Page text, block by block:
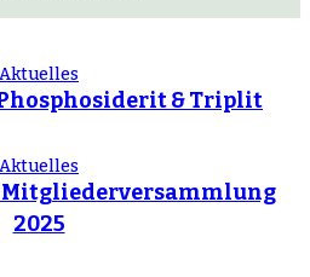
Aktuelles
& Triplit
Aktuelles
2025